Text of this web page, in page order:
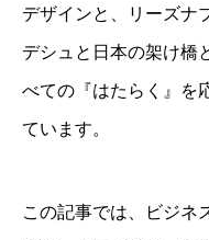
デザインと、リーズナ
デシュと日本の架け橋
べての『はたらく』を
ています。
この記事では、ビジネ